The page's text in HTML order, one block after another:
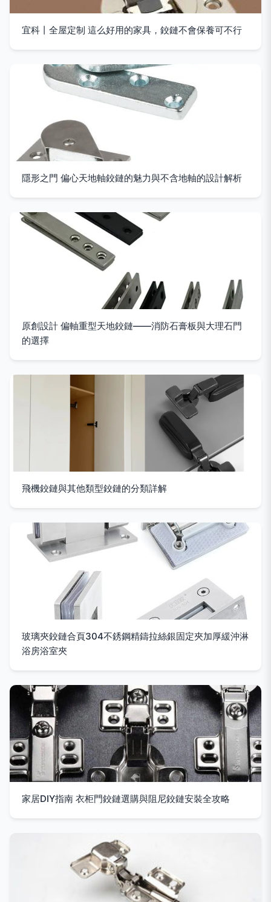
宜科丨全屋定制 這么好用的家具，鉸鏈不會保養可不行
隱形之門 偏心天地軸鉸鏈的魅力與不含地軸的設計解析
原創設計 偏軸重型天地鉸鏈——消防石膏板與大理石門
的選擇
飛機鉸鏈與其他類型鉸鏈的分類詳解
玻璃夾鉸鏈合頁304不銹鋼精鑄拉絲銀固定夾加厚緩沖淋
浴房浴室夾
家居DIY指南 衣柜門鉸鏈選購與阻尼鉸鏈安裝全攻略